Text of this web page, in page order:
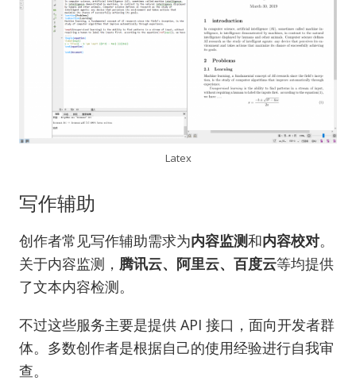
Latex
写作辅助
创作者常见写作辅助需求为内容监测和内容校对。
关于内容监测， 腾讯云、阿里云、百度云等均提供
了文本内容检测。
不过这些服务主要是提供 API 接口，面向开发者群
体。多数创作者是根据自己的使用经验进行自我审
查。